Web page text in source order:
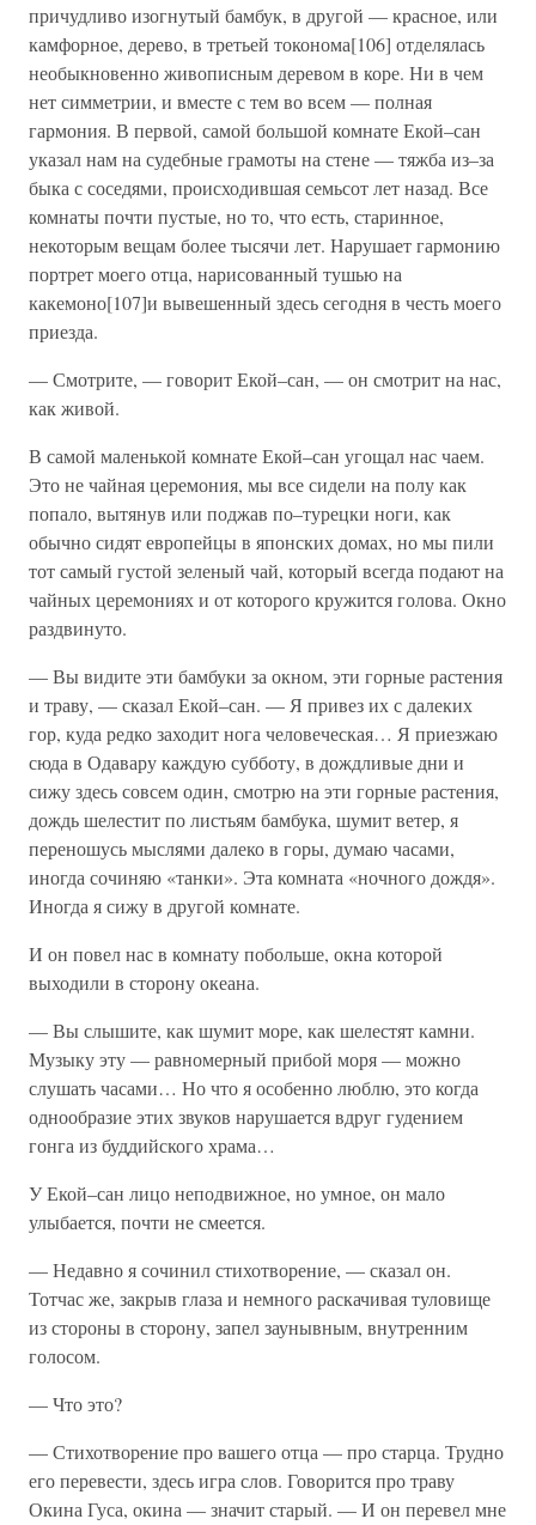
причудливо изогнутый бамбук, в другой — красное, или
камфорное, дерево, в третьей токонома[106] отделялась
необыкновенно живописным деревом в коре. Ни в чем
нет симметрии, и вместе с тем во всем — полная
гармония. В первой, самой большой комнате Екой–сан
указал нам на судебные грамоты на стене — тяжба из–за
быка с соседями, происходившая семьсот лет назад. Все
комнаты почти пустые, но то, что есть, старинное,
некоторым вещам более тысячи лет. Нарушает гармонию
портрет моего отца, нарисованный тушью на
какемоно[107]и вывешенный здесь сегодня в честь моего
приезда.
— Смотрите, — говорит Екой–сан, — он смотрит на нас,
как живой.
В самой маленькой комнате Екой–сан угощал нас чаем.
Это не чайная церемония, мы все сидели на полу как
попало, вытянув или поджав по–турецки ноги, как
обычно сидят европейцы в японских домах, но мы пили
тот самый густой зеленый чай, который всегда подают на
чайных церемониях и от которого кружится голова. Окно
раздвинуто.
— Вы видите эти бамбуки за окном, эти горные растения
и траву, — сказал Екой–сан. — Я привез их с далеких
гор, куда редко заходит нога человеческая… Я приезжаю
сюда в Одавару каждую субботу, в дождливые дни и
сижу здесь совсем один, смотрю на эти горные растения,
дождь шелестит по листьям бамбука, шумит ветер, я
переношусь мыслями далеко в горы, думаю часами,
иногда сочиняю «танки». Эта комната «ночного дождя».
Иногда я сижу в другой комнате.
И он повел нас в комнату побольше, окна которой
выходили в сторону океана.
— Вы слышите, как шумит море, как шелестят камни.
Музыку эту — равномерный прибой моря — можно
слушать часами… Но что я особенно люблю, это когда
однообразие этих звуков нарушается вдруг гудением
гонга из буддийского храма…
У Екой–сан лицо неподвижное, но умное, он мало
улыбается, почти не смеется.
— Недавно я сочинил стихотворение, — сказал он.
Тотчас же, закрыв глаза и немного раскачивая туловище
из стороны в сторону, запел заунывным, внутренним
голосом.
— Что это?
— Стихотворение про вашего отца — про старца. Трудно
его перевести, здесь игра слов. Говорится про траву
Окина Гуса, окина — значит старый. — И он перевел мне